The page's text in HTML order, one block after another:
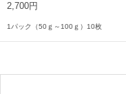
2,700円
1パック（50ｇ～100ｇ）10枚